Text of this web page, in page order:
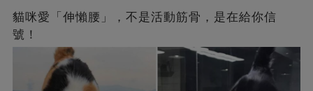
貓咪愛「伸懶腰」，不是活動筋骨，是在給你信
號！